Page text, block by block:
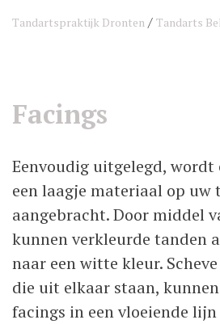
Tandartspraktijk Dronten / Tandarts
Facings
Eenvoudig uitgelegd, wordt
een laagje materiaal op uw
aangebracht. Door middel
kunnen verkleurde tanden
naar een witte kleur.
die uit elkaar staan,
facings in een vloeiende